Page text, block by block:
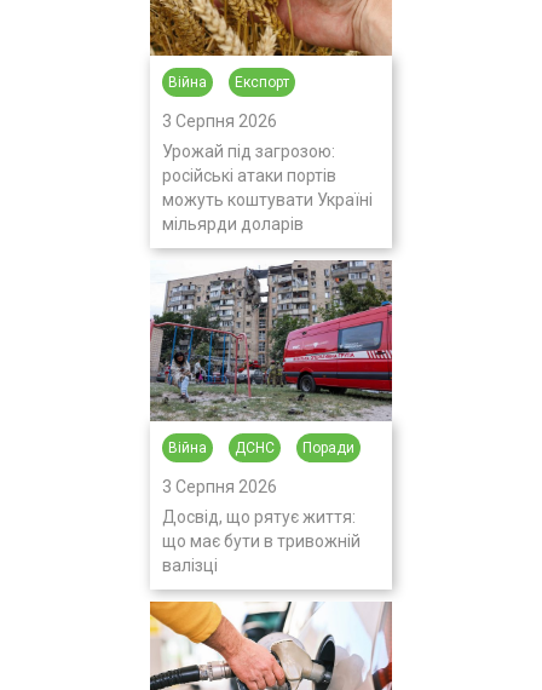
Війна Експорт
3 Серпня 2026
Урожай під загрозою:
російські атаки портів
можуть коштувати Україні
мільярди доларів
Війна ДСНС Поради
3 Серпня 2026
Досвід, що рятує життя:
що має бути в тривожній
валізці